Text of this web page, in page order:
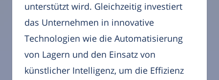
unterstützt wird. Gleichzeitig investiert
das Unternehmen in innovative
Technologien wie die Automatisierung
von Lagern und den Einsatz von
künstlicher Intelligenz, um die Effizienz